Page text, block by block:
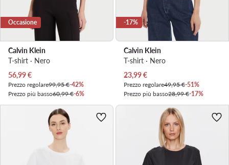
Occasione
Calvin Klein
T-shirt · Nero
Prezzo attuale
56,99€
Prezzo regolare99,95 €-42%
Prezzo più basso60,99 €-6%
-17%
Calvin Klein
T-shirt · Nero
Prezzo attuale
23,99€
Prezzo regolare49,95 €-51%
Prezzo più basso28,99 €-17%